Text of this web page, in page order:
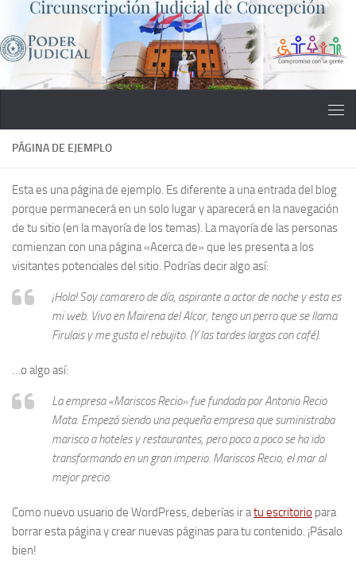
Saltar al contenido
PÁGINA DE EJEMPLO
Esta es una página de ejemplo. Es diferente a una entrada del blog
porque permanecerá en un solo lugar y aparecerá en la navegación
de tu sitio (en la mayoría de los temas). La mayoría de las personas
comienzan con una página «Acerca de» que les presenta a los
visitantes potenciales del sitio. Podrías decir algo así:
¡Hola! Soy camarero de día, aspirante a actor de noche y esta es
mi web. Vivo en Mairena del Alcor, tengo un perro que se llama
Firulais y me gusta el rebujito. (Y las tardes largas con café).
…o algo así:
La empresa «Mariscos Recio» fue fundada por Antonio Recio
Mata. Empezó siendo una pequeña empresa que suministraba
marisco a hoteles y restaurantes, pero poco a poco se ha ido
transformando en un gran imperio. Mariscos Recio, el mar al
mejor precio.
Como nuevo usuario de WordPress, deberías ir atu escritorio para
borrar esta página y crear nuevas páginas para tu contenido. ¡Pásalo
bien!